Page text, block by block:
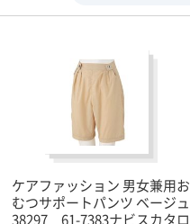
ケアファッション 男女兼用お
むつサポートパンツ ベージュ
38297 61-7383ナビスカタロ